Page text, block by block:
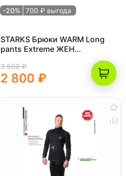
-20% 700 ₽ выгода
STARKS Брюки WARM Long
pants Extreme ЖЕН
3 500 ₽
2 800 ₽